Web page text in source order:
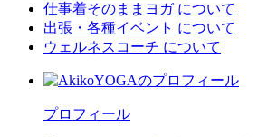
仕事着そのままヨガ について
出張・各種イベント について
ウェルネスコーチ について
プロフィール